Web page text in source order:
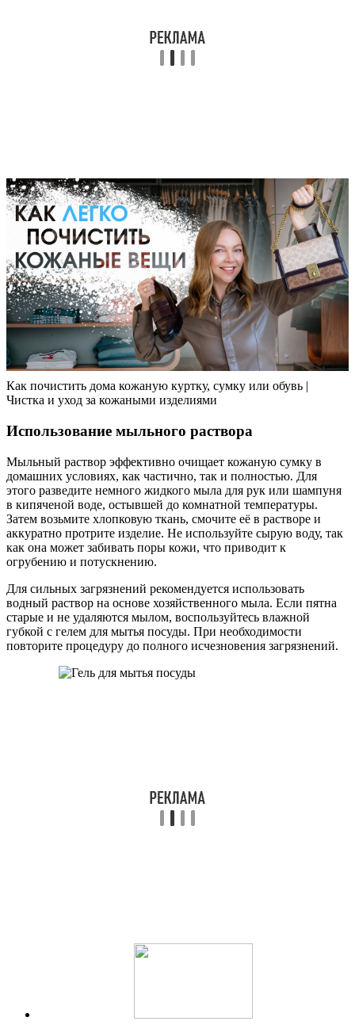
Как почистить дома кожаную куртку, сумку или обувь |
Чистка и уход за кожаными изделиями
Использование мыльного раствора
Мыльный раствор эффективно очищает кожаную сумку в
домашних условиях, как частично, так и полностью. Для
этого разведите немного жидкого мыла для рук или шампуня
в кипяченой воде, остывшей до комнатной температуры.
Затем возьмите хлопковую ткань, смочите её в растворе и
аккуратно протрите изделие. Не используйте сырую воду, так
как она может забивать поры кожи, что приводит к
огрубению и потускнению.
Для сильных загрязнений рекомендуется использовать
водный раствор на основе хозяйственного мыла. Если пятна
старые и не удаляются мылом, воспользуйтесь влажной
губкой с гелем для мытья посуды. При необходимости
повторите процедуру до полного исчезновения загрязнений.